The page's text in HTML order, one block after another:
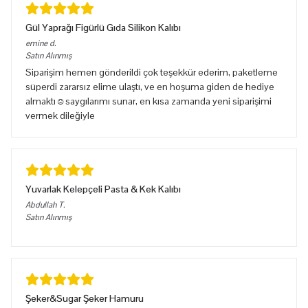
Gül Yaprağı Figürlü Gıda Silikon Kalıbı
emine d.
Satın Alınmış
Siparişim hemen gönderildi çok teşekkür ederim, paketleme
süperdi zararsız elime ulaştı, ve en hoşuma giden de hediye
almaktı☺️saygılarımı sunar, en kısa zamanda yeni siparişimi
vermek dileğiyle
Yuvarlak Kelepçeli Pasta & Kek Kalıbı
Abdullah T.
Satın Alınmış
Şeker&Sugar Şeker Hamuru